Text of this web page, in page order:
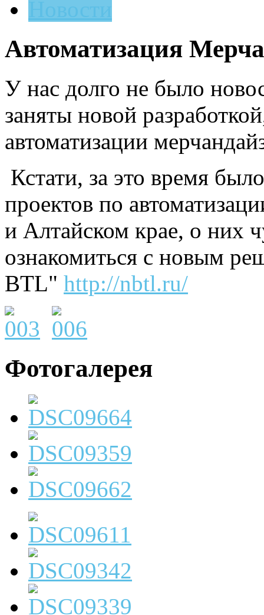
Автоматизация
У нас долго не было
заняты новой
автоматизации
Кстати, за это время
проектов по
и Алтайском крае, о них
ознакомиться с новым
BTL" http://nbtl.ru/
Фотогалерея